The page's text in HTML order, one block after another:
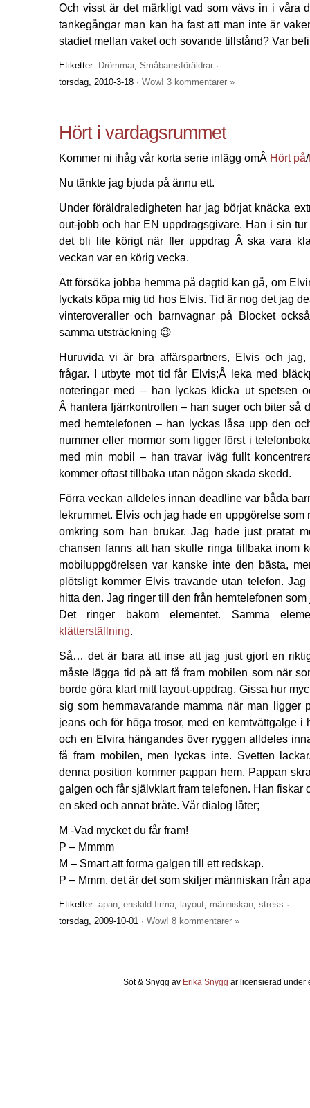
Och visst är det märkligt vad som vävs in i våra
tankegångar man kan ha fast att man inte är
stadiet mellan vaket och sovande tillstånd? Var
Etiketter: Drömmar, Småbarnsföräldrar ·
torsdag, 2010-3-18 · Wow! 3 kommentarer »
Hört i vardagsrummet
Kommer ni ihåg vår korta serie inlägg omÂ Hört på/
Nu tänkte jag bjuda på ännu ett.
Under föräldraledigheten har jag börjat knäcka
out-jobb och har EN uppdragsgivare. Han i sin
det bli lite körigt när fler uppdrag Â ska vara
veckan var en körig vecka.
Att försöka jobba hemma på dagtid kan gå, om
lyckats köpa mig tid hos Elvis. Tid är nog det jag
vinteroveraller och barnvagnar på Blocket
samma utsträckning 😉
Huruvida vi är bra affärspartners, Elvis och
frågar. I utbyte mot tid får Elvis;Â leka med
noteringar med – han lyckas klicka ut spetsen
Â hantera fjärrkontrollen – han suger och biter så
med hemtelefonen – han lyckas låsa upp den
nummer eller mormor som ligger först i
med min mobil – han travar iväg fullt
kommer oftast tillbaka utan någon skada skedd.
Förra veckan alldeles innan deadline var båda
lekrummet. Elvis och jag hade en uppgörelse som
omkring som han brukar. Jag hade just pratat
chansen fanns att han skulle ringa tillbaka inom
mobiluppgörelsen var kanske inte den bästa,
plötsligt kommer Elvis travande utan telefon.
hitta den. Jag ringer till den från hemtelefonen
Det ringer bakom elementet. Samma
klätterställning.
Så… det är bara att inse att jag just gjort en
måste lägga tid på att få fram mobilen som när
borde göra klart mitt layout-uppdrag. Gissa hur
sig som hemmavarande mamma när man ligger
jeans och för höga trosor, med en kemtvättgalge i
och en Elvira hängandes över ryggen alldeles
få fram mobilen, men lyckas inte. Svetten
denna position kommer pappan hem. Pappan
galgen och får självklart fram telefonen. Han fiskar
en sked och annat bråte. Vår dialog låter;
M -Vad mycket du får fram!
P – Mmmm
M – Smart att forma galgen till ett redskap.
P – Mmm, det är det som skiljer människan från
Etiketter: apan enskild firma layout människan stress ·
torsdag, 2009-10-01 · Wow! 8 kommentarer »
Söt & Snygg av Erika Snygg är licensierad under